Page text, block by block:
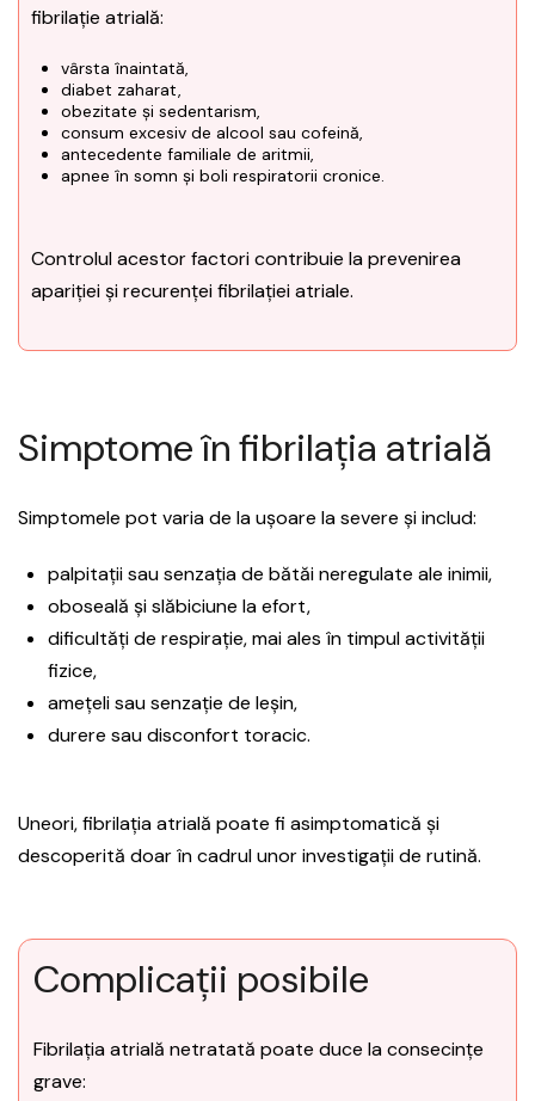
fibrilație atrială:
vârsta înaintată,
diabet zaharat,
obezitate și sedentarism,
consum excesiv de alcool sau cofeină,
antecedente familiale de aritmii,
apnee în somn și boli respiratorii cronice.
Controlul acestor factori contribuie la prevenirea
apariției și recurenței fibrilației atriale.
Simptome în fibrilația atrială
Simptomele pot varia de la ușoare la severe și includ:
palpitații sau senzația de bătăi neregulate ale inimii,
oboseală și slăbiciune la efort,
dificultăți de respirație, mai ales în timpul activității
fizice,
amețeli sau senzație de leșin,
durere sau disconfort toracic.
Uneori, fibrilația atrială poate fi asimptomatică și
descoperită doar în cadrul unor investigații de rutină.
Complicații posibile
Fibrilația atrială netratată poate duce la consecințe
grave: